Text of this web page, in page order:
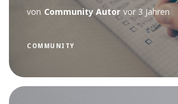
von Community Autor vor 3 Jahren
COMMUNITY